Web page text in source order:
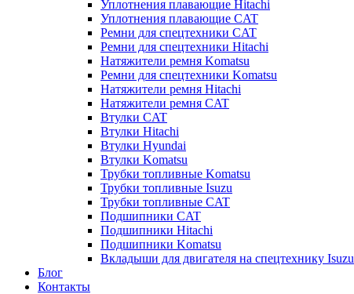
Уплотнения плавающие Hitachi
Уплотнения плавающие CAT
Ремни для спецтехники CAT
Ремни для спецтехники Hitachi
Натяжители ремня Komatsu
Ремни для спецтехники Komatsu
Натяжители ремня Hitachi
Натяжители ремня CAT
Втулки CAT
Втулки Hitachi
Втулки Hyundai
Втулки Komatsu
Трубки топливные Komatsu
Трубки топливные Isuzu
Трубки топливные CAT
Подшипники CAT
Подшипники Hitachi
Подшипники Komatsu
Вкладыши для двигателя на спецтехнику Isuzu
Блог
Контакты